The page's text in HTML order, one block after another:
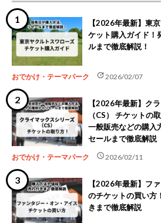
【2026年最新】東
ケット購入ガイド！
ルまで徹底解説！
おでかけ・テーマパーク update2026/02/07
【2026年最新】ク
（CS） チケットの
一般販売などの購入
セールまで徹底解説
おでかけ・テーマパーク schedule2026/02/11
【2026年最新】フ
のチケットの買い方
きまで徹底解説